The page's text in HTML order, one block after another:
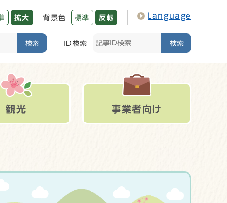
拡大 背景色 標準 反転 Language
検索 ID検索 検索
観光 事業者向け